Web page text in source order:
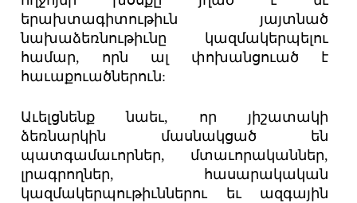
երախտագիտութիւն յայտնած
նախաձեռնութիւնը կազմակերպելու
համար, որն ալ փոխանցուած է
հաւաքուածներուն:
Աւելցնենք նաեւ, որ յիշատակի
ձեռնարկին մասնակցած են
պատգամաւորներ, մտաւորականներ,
լրագրողներ, հասարակական
կազմակերպութիւններու եւ ազգային